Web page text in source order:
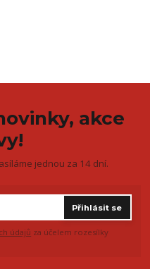
akce
jednou za 14 dní.
Přihlásit se
údajů za účelem rozesílky